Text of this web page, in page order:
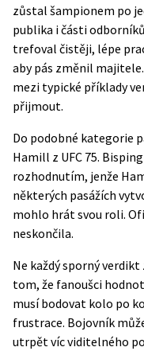
zůstal šampionem po
publika i části
trefoval čistěji, lépe
aby pás změnil majitele.
mezi typické příklady
přijmout.
Do podobné kategorie
Hamill z UFC 75.
rozhodnutím, jenže
některých pasážích
mohlo hrát svou roli.
neskončila.
Ne každý sporný
tom, že fanoušci
musí bodovat kolo po
frustrace. Bojovník
utrpět víc viditelného